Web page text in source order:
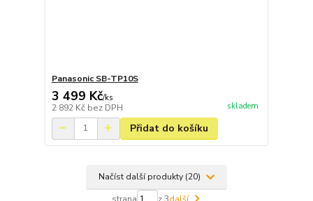
Panasonic SB-TP10S
3 499 Kč/ks
2 892 Kč bez DPH skladem
Přidat do košíku
Načíst další produkty (20)